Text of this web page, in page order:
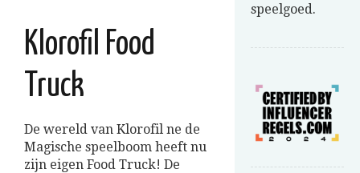
Klorofil Food
Truck
De wereld van Klorofil ne de
Magische speelboom heeft nu
zijn eigen Food Truck! De
speelgoed.